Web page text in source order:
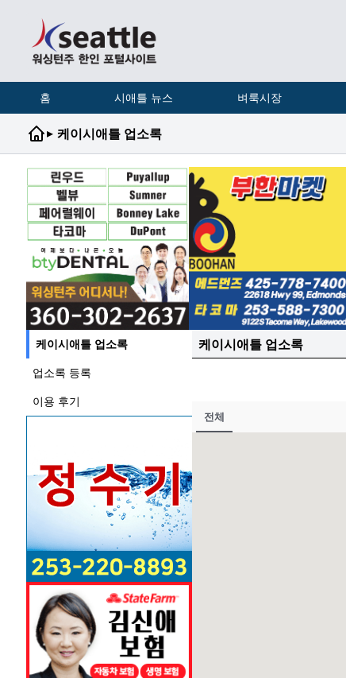
홈 시애틀 뉴스 벼룩시장
▸ 케이시애틀 업소록
케이시애틀 업소록
업소록 등록
이용 후기
케이시애틀 업소록
전체